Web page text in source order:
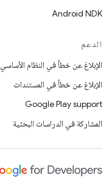
Android NDK
الدعم
الإبلاغ عن خطأ في النظام الأساسي
الإبلاغ عن خطأ في المستندات
Google Play support
المشاركة في الدراسات البحثية